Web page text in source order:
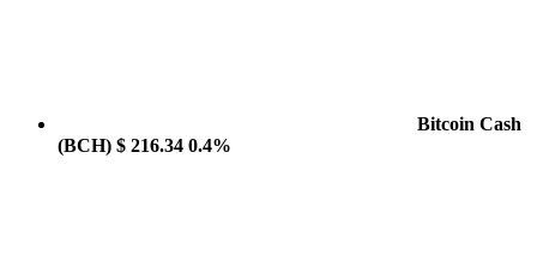
Bitcoin Cash
(BCH) $ 216.34 0.4%